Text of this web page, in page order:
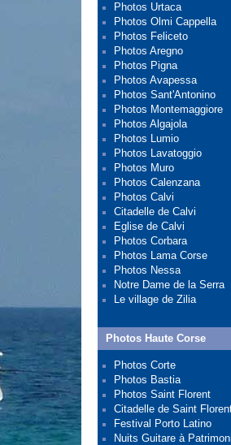
Photos Urtaca
Photos Olmi Cappella
Photos Feliceto
Photos Aregno
Photos Pigna
Photos Avapessa
Photos Sant'Antonino
Photos Montemaggiore
Photos Algajola
Photos Lumio
Photos Lavatoggio
Photos Muro
Photos Calenzana
Photos Calvi
Citadelle de Calvi
Eglise de Calvi
Photos Corbara
Photos Lama Corse
Photos Nessa
Notre Dame de la Serra
Le village de Zilia
Photos Haute Corse
Photos Corte
Photos Bastia
Photos Saint Florent
Citadelle de Saint
Festival Porto Latino
Nuits Guitare à